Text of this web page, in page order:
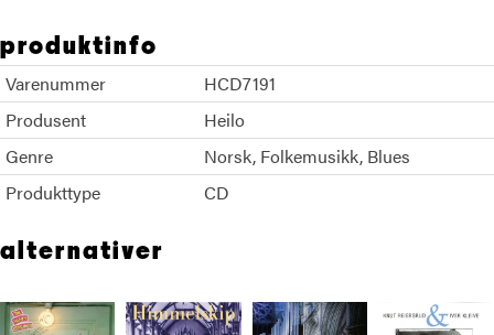
produktinfo
Varenummer
HCD7191
Produsent
Heilo
Genre
Norsk Folkemusikk Blues
Produkttype
CD
alternativer